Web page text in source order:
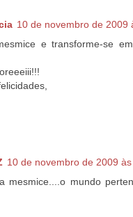
10 de novembro de 2009
e transforme-se
10 de novembro de 2009
mesmice....o mundo